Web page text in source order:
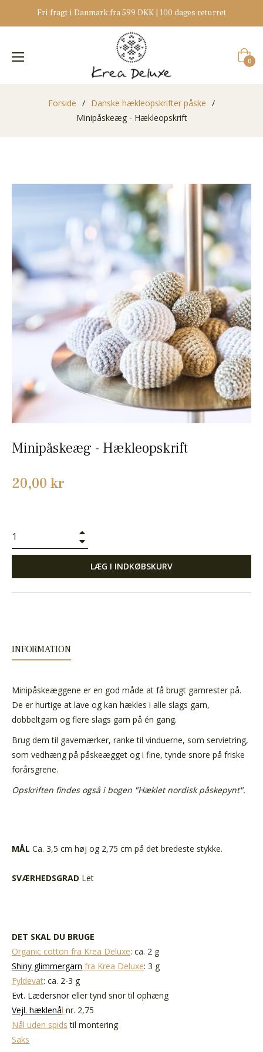
Fri fragt i Danmark fra 599 DKK | 100 dages returret
0
Forside / Danske hækleopskrifter påske /
Minipåskeæg - Hækleopskrift
Minipåskeæg - Hækleopskrift
Normalpris
20,00 kr
LÆG I INDKØBSKURV
INFORMATION
Minipåskeæggene er en god måde at få brugt garnrester på.
De er hurtige at lave og kan hækles i alle slags garn,
dobbeltgarn og flere slags garn på én gang.
Brug dem til gavemærker, ranke til vinduerne, som servietring,
som vedhæng på påskeægget og i fine, tynde snore på friske
forårsgrene.
Opskriften findes også i bogen "Hæklet nordisk påskepynt".
MÅL Ca. 3,5 cm høj og 2,75 cm på det bredeste stykke.
SVÆRHEDSGRAD Let
DET SKAL DU BRUGE
Organic cotton fra Krea Deluxe: ca. 2 g
Shiny glimmergarn fra Krea Deluxe: 3 g
Fyldevat: ca. 2-3 g
Evt. Lædersnoreller tynd snor til ophæng
Vejl. hæklenål nr. 2,75
Nål uden spids til montering
Saks